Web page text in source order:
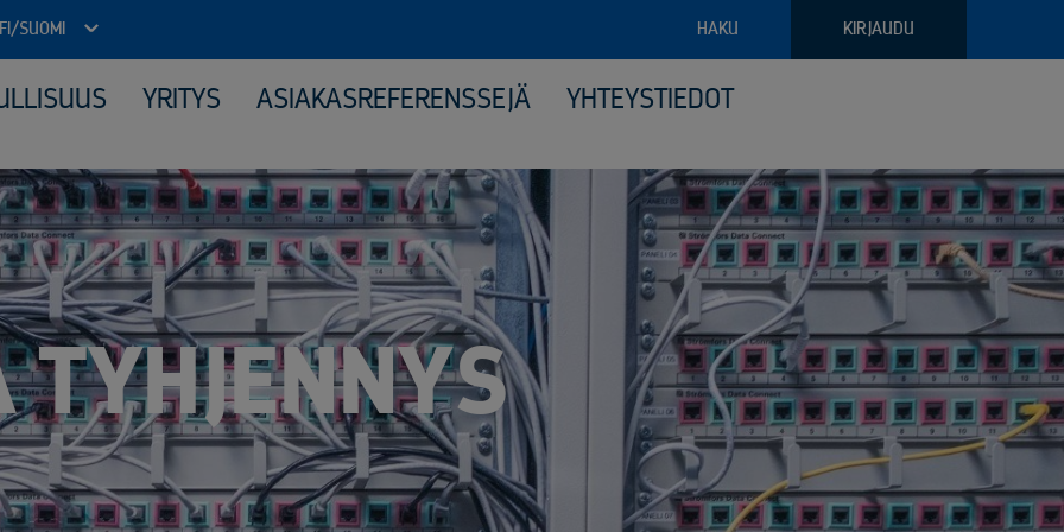
FI/SUOMI KIRJAUDU
HAKU
Arkistojen tyhjennys ja tietoturvatuhous
Autokierrätyspalvelut kunnille
ICT-laitteiden tietoturvallinen uusiokäyttö​
Kiinteähintaiset tuhous- ja kierrätyspaketit
Komposiitin kierrätys
Monipuolinen yhteistyö kunnallisten jäteyhtiöiden kanssa
Purkuprojektit
Räätälöity viranomaisyhteistyö
Sähköinen siirtoasiakirjapalvelu
Valvotut tietoturvatuhoukset
Virkapukujen ja työvaatteiden tietoturvallinen kierrätys
Elektroniikan tietoturvalliset kierrätysratkaisut
Kattava raportointi
Keräilyvälineistö
Materiaalien ja arkaluontoisten dokumenttien turvatuhous
Monipuoliset noudon tilausvaihtoehdot
Perusjätehuollon palvelut
Räätälöity palvelu logistiikassa ja keräilyssä
Sähköinen siirtoasiakirjapalvelu
Tuotanto- ja kunnossapitoromun kierrätys
YRITYS ASIAKASREFERENSSEJÄ YHTEYSTIEDOT
TYHJENNYS